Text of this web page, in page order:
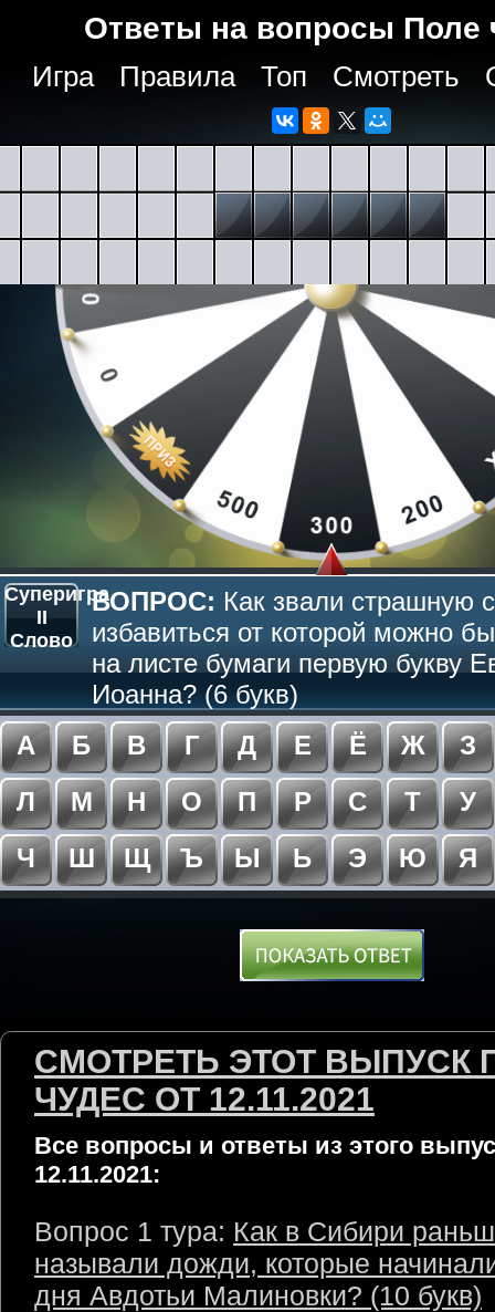
Ответы на вопросы Поле
Игра Правила Топ Смотреть
Суперигра
II
Слово
ВОПРОС: Как звали страшную
избавиться от которой можно
на листе бумаги первую букву
Иоанна? (6 букв)
А
Б В Г Д Е Ё Ж
З
Л
М Н О П Р С Т
У
Ч
Ш Щ Ъ Ы Ь Э Ю Я
СМОТРЕТЬ ЭТОТ ВЫПУСК
ЧУДЕС ОТ 12.11.2021
Все вопросы и ответы из этого
12.11.2021:
Вопрос 1 тура: Как в Сибири
называли дожди, которые
дня Авдотьи Малиновки? (10 букв)